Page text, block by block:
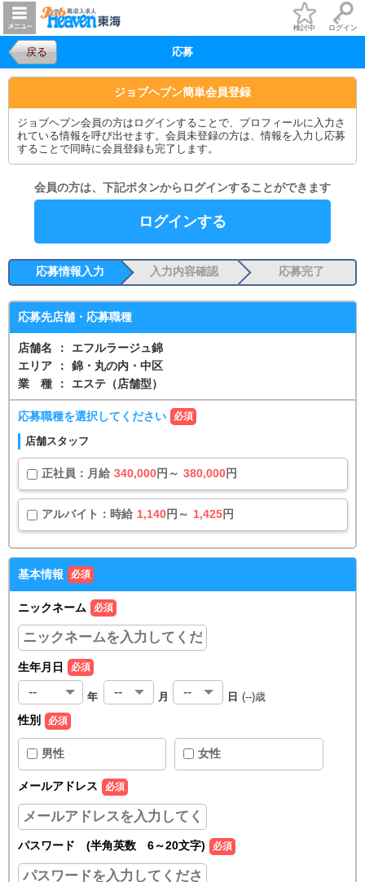
検討中 ログイン
戻る 応募
ジョブヘブン簡単会員登録
ジョブヘブン会員の方はログインすることで、プロフィールに入力さ
れている情報を呼び出せます。会員未登録の方は、情報を入力し応募
することで同時に会員登録も完了します。
会員の方は、下記ボタンからログインすることができます
ログインする
応募情報入力 入力内容確認 応募完了
応募先店舗・応募職種
店舗名
エリア
業種
：
エフルラージュ錦
：
錦・丸の内・中区
：
エステ（店舗型）
応募職種を選択してください 必須
店舗スタッフ
正社員 ： 月給 340,000円～ 380,000円
アルバイト ： 時給 1,140円～ 1,425円
基本情報 必須
ニックネーム 必須
生年月日 必須
年 月 日 (--)歳
性別 必須
男性 女性
メールアドレス 必須
パスワード (半角英数 6～20文字) 必須